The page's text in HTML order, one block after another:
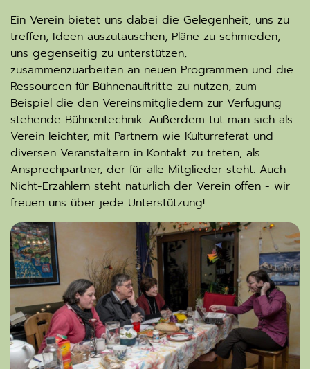
Ein Verein bietet uns dabei die Gelegenheit, uns zu
treffen, Ideen auszutauschen, Pläne zu schmieden,
uns gegenseitig zu unterstützen,
zusammenzuarbeiten an neuen Programmen und die
Ressourcen für Bühnenauftritte zu nutzen, zum
Beispiel die den Vereinsmitgliedern zur Verfügung
stehende Bühnentechnik. Außerdem tut man sich als
Verein leichter, mit Partnern wie Kulturreferat und
diversen Veranstaltern in Kontakt zu treten, als
Ansprechpartner, der für alle Mitglieder steht. Auch
Nicht-Erzählern steht natürlich der Verein offen - wir
freuen uns über jede Unterstützung!